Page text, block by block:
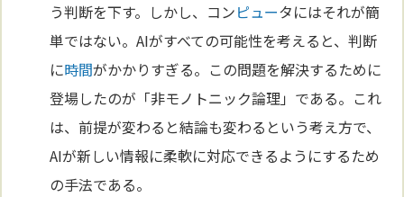
う判断を下す。しかし、コンピュータにはそれが簡
単ではない。AIがすべての可能性を考えると、判断
に時間がかかりすぎる。この問題を解決するために
登場したのが「非モノトニック論理」である。これ
は、前提が変わると結論も変わるという考え方で、
AIが新しい情報に柔軟に対応できるようにするため
の手法である。